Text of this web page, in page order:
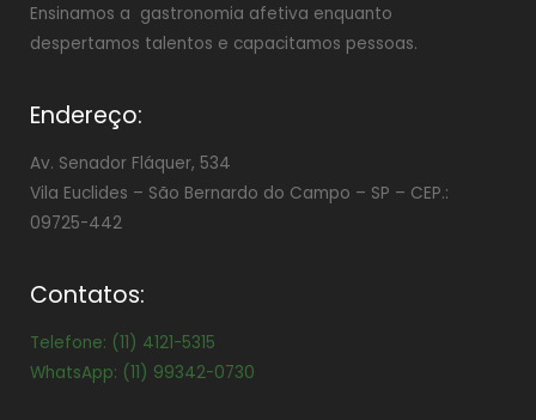
Ensinamos a gastronomia afetiva enquanto
despertamos talentos e capacitamos pessoas.
Endereço:
Av. Senador Fláquer, 534
Vila Euclides – São Bernardo do Campo – SP – CEP.:
09725-442
Contatos:
Telefone: (11) 4121-5315
WhatsApp: (11) 99342-0730